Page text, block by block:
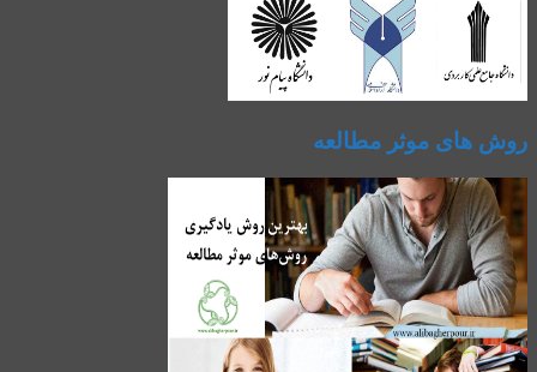
روش های موثر مطالعه